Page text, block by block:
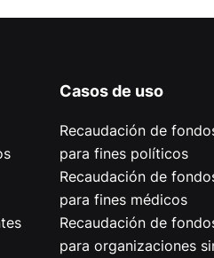
Casos de uso
Recaudación de
para fines políticos
Recaudación de
para fines médicos
Recaudación de
para organizaciones